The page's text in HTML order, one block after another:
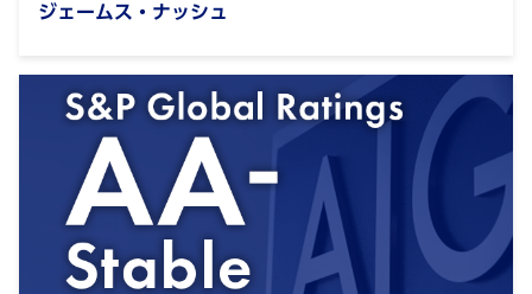
ジェームス・ナッシュ